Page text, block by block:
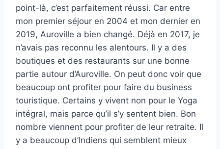
point-là, c’est parfaitement réussi. Car entre
mon premier séjour en 2004 et mon dernier en
2019, Auroville a bien changé. Déjà en 2017, je
n’avais pas reconnu les alentours. Il y a des
boutiques et des restaurants sur une bonne
partie autour d’Auroville. On peut donc voir que
beaucoup ont profiter pour faire du business
touristique. Certains y vivent non pour le Yoga
intégral, mais parce qu’il s’y sentent bien. Bon
nombre viennent pour profiter de leur retraite. Il
y a beaucoup d’Indiens qui semblent mieux